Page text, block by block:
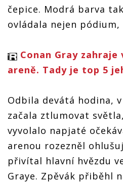
čepice. Modrá barva
ovládala nejen
Conan Gray zahraje
areně. Tady je top 5
Odbila devátá hodina,
začala ztlumovat
vyvolalo napjaté
arenou rozezněl
přivítal hlavní hvězdu
Graye. Zpěvák přiběhl